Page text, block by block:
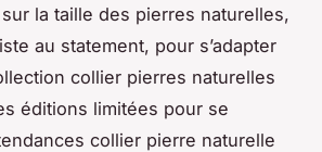
la taille des pierres naturelles,
au statement, pour s’adapter
collier pierres naturelles
éditions limitées pour se
collier pierre naturelle